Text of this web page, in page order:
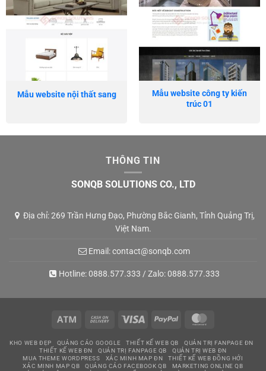
Mẫu website nội thất sang
Mẫu website công ty kiến
trúc 01
THÔNG TIN
SONQB SOLUTIONS CO., LTD
Địa chỉ: 269 Trần Hưng Đạo, Phường Bắc Gianh, Tỉnh Quảng Trị,
Việt Nam.
Email:contact@sonqb.com
Hotline:0888.577.333 / Zalo:0888.577.333
Atm
Cash
Delivery
Visa PayPal
KHO WEB ĐẸP QUẢNG CÁO GOOGLE THIẾT KẾ WEB QB
QUẢN TRỊ FANPAGE ĐN
THIẾT KẾ WEB ĐN
QUẢN TRỊ FANPAGE QB
QUẢN TRỊ WEB ĐN
MUA THEME WORDPRESS
XÁC MINH MAP ĐN
THIẾT KẾ WEB ĐỒNG HỚI
XÁC MINH MAP QB
QUẢNG CÁO FACEBOOK QB
MARKETING ONLINE QB